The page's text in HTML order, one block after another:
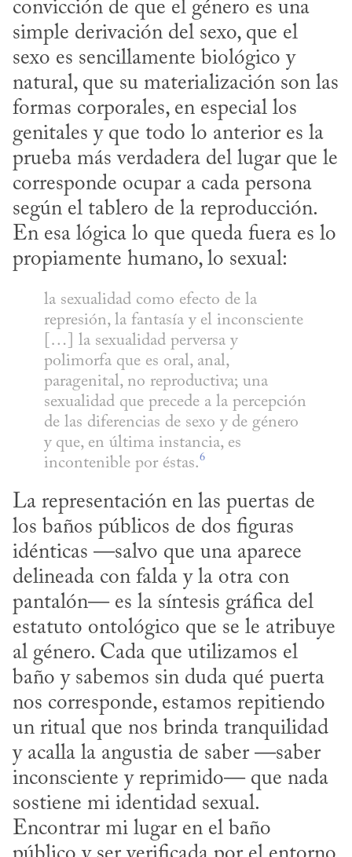
convicción de que el género es una
simple derivación del sexo, que el
sexo es sencillamente biológico y
natural, que su materialización son las
formas corporales, en especial los
genitales y que todo lo anterior es la
prueba más verdadera del lugar que le
corresponde ocupar a cada persona
según el tablero de la reproducción.
En esa lógica lo que queda fuera es lo
propiamente humano, lo sexual:
la sexualidad como efecto de la
represión, la fantasía y el inconsciente
[…] la sexualidad perversa y
polimorfa que es oral, anal,
paragenital, no reproductiva; una
sexualidad que precede a la percepción
de las diferencias de sexo y de género
y que, en última instancia, es
incontenible por éstas.6
La representación en las puertas de
los baños públicos de dos figuras
idénticas —salvo que una aparece
delineada con falda y la otra con
pantalón— es la síntesis gráfica del
estatuto ontológico que se le atribuye
al género. Cada que utilizamos el
baño y sabemos sin duda qué puerta
nos corresponde, estamos repitiendo
un ritual que nos brinda tranquilidad
y acalla la angustia de saber —saber
inconsciente y reprimido— que nada
sostiene mi identidad sexual.
Encontrar mi lugar en el baño